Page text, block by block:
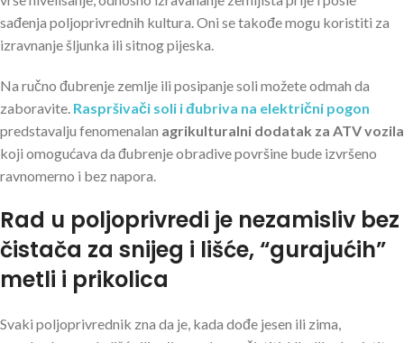
sađenja poljoprivrednih kultura. Oni se takođe mogu koristiti za
izravnanje šljunka ili sitnog pijeska.
Na ručno đubrenje zemlje ili posipanje soli možete odmah da
zaboravite. Raspršivači soli i đubriva na električni pogon
predstavalju fenomenalan agrikulturalni dodatak za ATV vozila
koji omogućava da đubrenje obradive površine bude izvršeno
ravnomerno i bez napora.
Rad u poljoprivredi je nezamisliv bez
čistača za snijeg i lišće, “gurajućih”
metli i prikolica
Svaki poljoprivrednik zna da je, kada dođe jesen ili zima,